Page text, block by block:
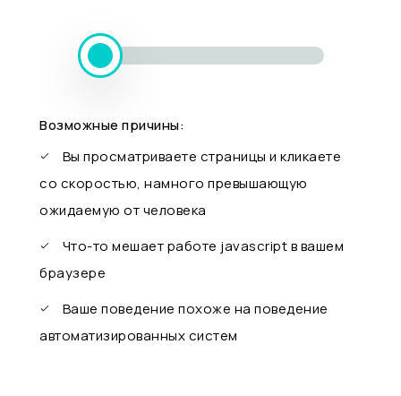
Возможные причины:
Вы просматриваете страницы и кликаете
со скоростью, намного превышающую
ожидаемую от человека
Что-то мешает работе javascript в вашем
браузере
Ваше поведение похоже на поведение
автоматизированных систем